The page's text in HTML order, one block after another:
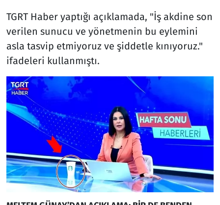
TGRT Haber yaptığı açıklamada, "İş akdine son
verilen sunucu ve yönetmenin bu eylemini
asla tasvip etmiyoruz ve şiddetle kınıyoruz."
ifadeleri kullanmıştı.